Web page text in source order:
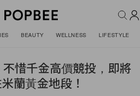
BEAUTY WELLNESS LIFESTYLE
惜千金高價競投，即將
蘭黃金地段！